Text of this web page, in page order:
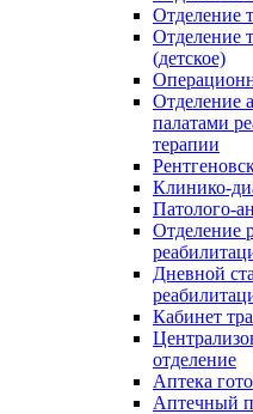
Отделение
Отделение
(детское)
Отделение
палатами
терапии
Клинико-
Патолого-
Отделение
Дневной
Кабинет
отделение
Аптека
Аптечный